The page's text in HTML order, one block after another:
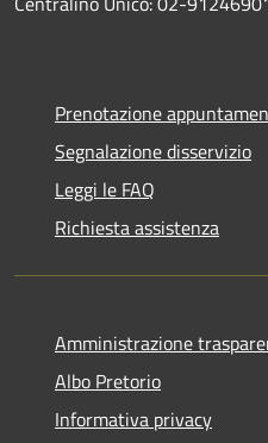
Prenotazione
Segnalazione disservizio
Leggi le FAQ
Richiesta assistenza
Amministrazione
Albo Pretorio
Informativa privacy